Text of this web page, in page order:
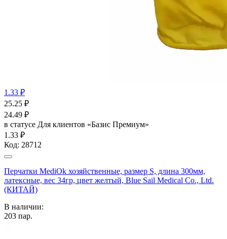
1.33 ₽
25.25 ₽
24.49 ₽
в статусе Для клиентов «Базис Премиум»
1.33 ₽
Код: 28712
Перчатки MediOk хозяйственные, размер S, длина 300мм,
латексные, вес 34гр, цвет желтый, Blue Sail Medical Co., Ltd.
(КИТАЙ)
В наличии:
203 пар.